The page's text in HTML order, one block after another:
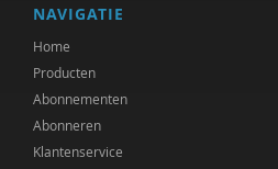
Simone van Dongen
Diede van Doornik
Maartje Driessen
Hans van Ewijk
NAVIGATIE
Home
Producten
Abonnementen
Abonneren
Klantenservice